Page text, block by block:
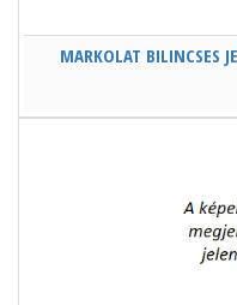
MARKOLAT BILINCSES